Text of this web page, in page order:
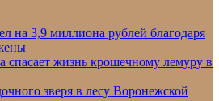
на 3,9 миллиона рублей благодаря
спасает жизнь крошечному лемуру в
зверя в лесу Воронежской